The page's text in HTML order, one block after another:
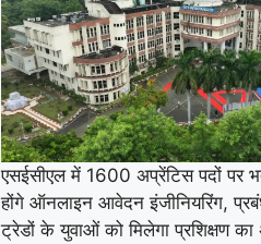
एसईसीएल में 1600 अप्रेंटिस पदों पर
होंगे ऑनलाइन आवेदन इंजीनियरिंग,
ट्रेडों के युवाओं को मिलेगा प्रशिक्षण का